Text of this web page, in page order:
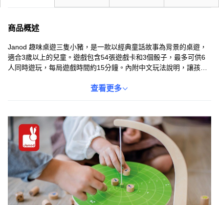
商品概述
Janod 趣味桌遊三隻小豬，是一款以經典童話故事為背景的桌遊，
適合3歲以上的兒童。遊戲包含54張遊戲卡和3個骰子，最多可供6
人同時遊玩，每局遊戲時間約15分鐘。內附中文玩法說明，讓孩子
略思考，增進互動，並在歡樂的氛圍中培養解決問題的能力。
查看更多